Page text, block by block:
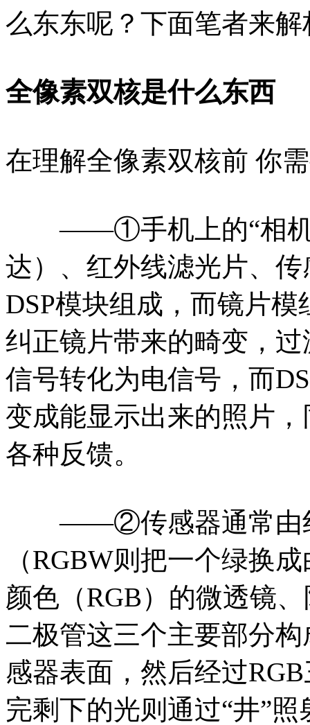
么东东呢？下面笔者来
全像素双核是什么东西
在理解全像素双核前 你
——①手机上的“相机”
达）、红外线滤光片、
DSP模块组成，而镜片
纠正镜片带来的畸变，
信号转化为电信号，而
变成能显示出来的照片
各种反馈。
——②传感器通常由红
（RGBW则把一个绿换
颜色（RGB）的微透镜
二极管这三个主要部分
感器表面，然后经过
完剩下的光则通过“井”